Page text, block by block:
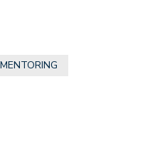
MENTORING